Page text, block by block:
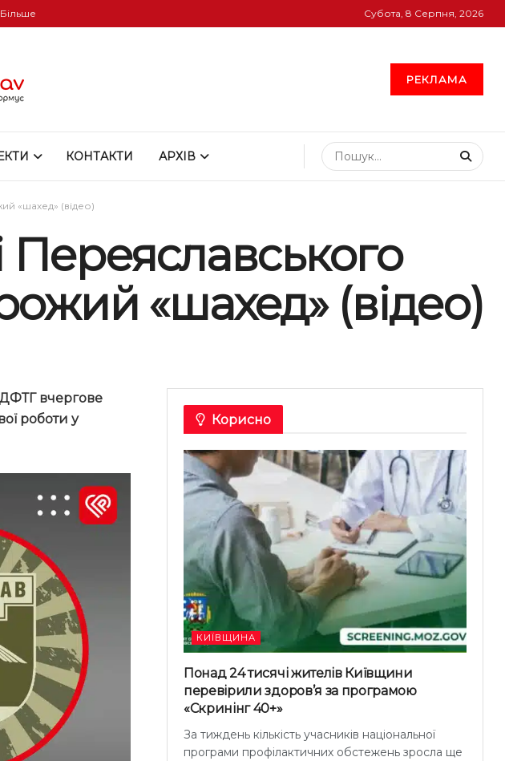
Більше Субота, 8 Серпня, 2026
РЕКЛАМА
КОНТАКТИ АРХІВ
«шахед» (відео)
Переяславського
«шахед» (відео)
ДФТГ вчергове
роботи у
Корисно
КИЇВЩИНА
Понад 24 тисячі жителів Київщини
перевірили здоров’я за програмою
«Скринінг 40+»
За тиждень кількість учасників національної
програми профілактичних обстежень зросла ще